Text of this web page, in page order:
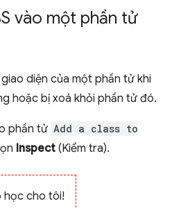
vào một phần tử
diện của một phần tử khi
hoặc bị xoá khỏi phần tử đó.
phần tử Add a class to
Inspect (Kiểm tra).
học cho tôi!